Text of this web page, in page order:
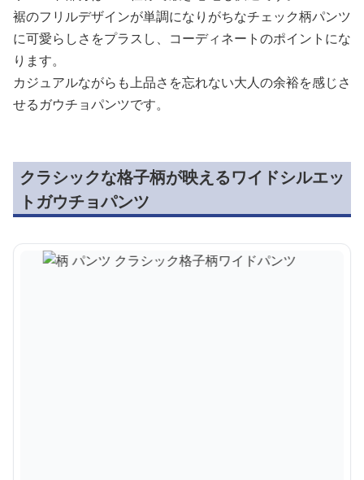
裾のフリルデザインが単調になりがちなチェック柄パンツ
に可愛らしさをプラスし、コーディネートのポイントにな
ります。
カジュアルながらも上品さを忘れない大人の余裕を感じさ
せるガウチョパンツです。
クラシックな格子柄が映えるワイドシルエッ
トガウチョパンツ